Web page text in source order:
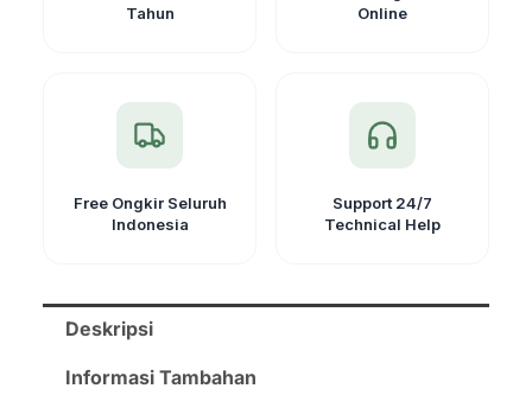
Tahun
Online
Free Ongkir Seluruh
Indonesia
Support 24/7
Technical Help
Deskripsi
Informasi Tambahan